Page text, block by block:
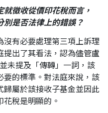
就徵收從價印花稅而言，
別是否法律上的錯誤？
有必要處理第三項上訴理
出了其看法，認為儘管盧
未提及「傳轉」一詞，該
的標準。對法庭來說，該
屬於該接收子基金並因此
稅是明顯的。